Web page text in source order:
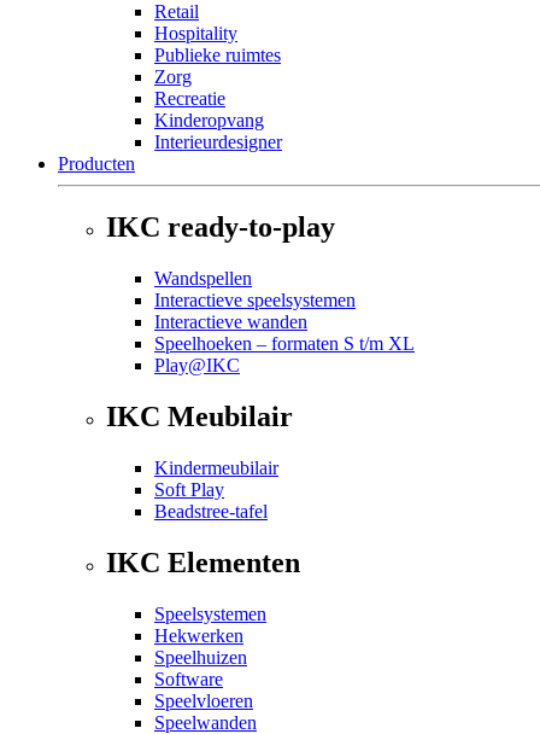
Retail
Hospitality
Publieke ruimtes
Zorg
Recreatie
Kinderopvang
Interieurdesigner
Producten
IKC ready-to-play
Wandspellen
Interactieve speelsystemen
Interactieve wanden
Speelhoeken – formaten S t/m XL
Play@IKC
IKC Meubilair
Kindermeubilair
Soft Play
Beadstree-tafel
IKC Elementen
Speelsystemen
Hekwerken
Speelhuizen
Software
Speelvloeren
Speelwanden